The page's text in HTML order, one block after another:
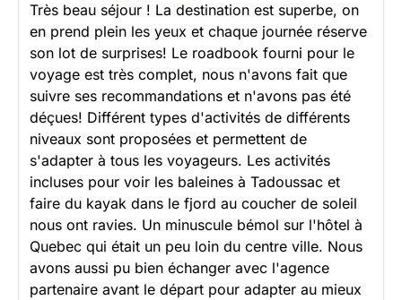
Très beau séjour ! La destination est superbe, on
en prend plein les yeux et chaque journée réserve
son lot de surprises! Le roadbook fourni pour le
voyage est très complet, nous n'avons fait que
suivre ses recommandations et n'avons pas été
déçues! Différent types d'activités de différents
niveaux sont proposées et permettent de
s'adapter à tous les voyageurs. Les activités
incluses pour voir les baleines à Tadoussac et
faire du kayak dans le fjord au coucher de soleil
nous ont ravies. Un minuscule bémol sur l'hôtel à
Quebec qui était un peu loin du centre ville. Nous
avons aussi pu bien échanger avec l'agence
partenaire avant le départ pour adapter au mieux